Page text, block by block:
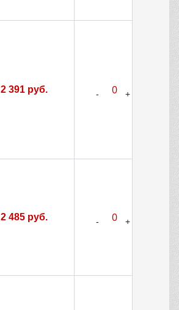
2 391 руб.
2 485 руб.